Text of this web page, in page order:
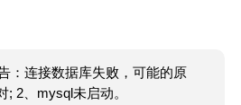
：连接数据库失败，可能的原
; 2、mysql未启动。